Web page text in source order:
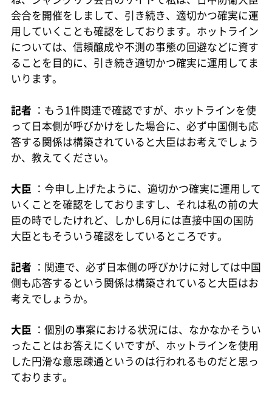
会合を開催をしまして、引き続き、適切かつ確実に運
用していくことも確認をしております。ホットライン
については、信頼醸成や不測の事態の回避などに資す
ることを目的に、引き続き適切かつ確実に運用してま
いります。
記者 ：もう1件関連で確認ですが、ホットラインを使
って日本側が呼びかけをした場合に、必ず中国側も応
答する関係は構築されていると大臣はお考えでしょう
か、教えてください。
大臣 ：今申し上げたように、適切かつ確実に運用して
いくことを確認をしておりますし、それは私の前の大
臣の時でしたけれど、しかし6月には直接中国の国防
大臣ともそういう確認をしているところです。
記者 ：関連で、必ず日本側の呼びかけに対しては中国
側も応答するという関係は構築されていると大臣はお
考えでしょうか。
大臣 ：個別の事案における状況には、なかなかそうい
ったことはお答えにくいですが、ホットラインを使用
した円滑な意思疎通というのは行われるものだと思っ
ております。